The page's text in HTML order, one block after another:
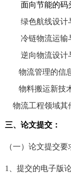
面向节能的码
绿色航线设计
冷链物流运输
逆向物流设计
物流管理的信
物料搬运新技
物流工程领域其
三、论文提交：
（一）论文提交要
1、提交的电子版